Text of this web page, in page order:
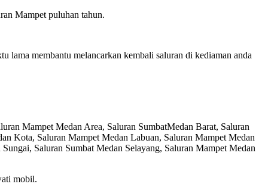
Mampet puluhan tahun.
lama membantu melancarkan kembali saluran di kediaman anda
Mampet Medan Area, Saluran SumbatMedan Barat, Saluran
Kota, Saluran Mampet Medan Labuan, Saluran Mampet Medan
Saluran Sumbat Medan Selayang, Saluran Mampet Medan
mobil.